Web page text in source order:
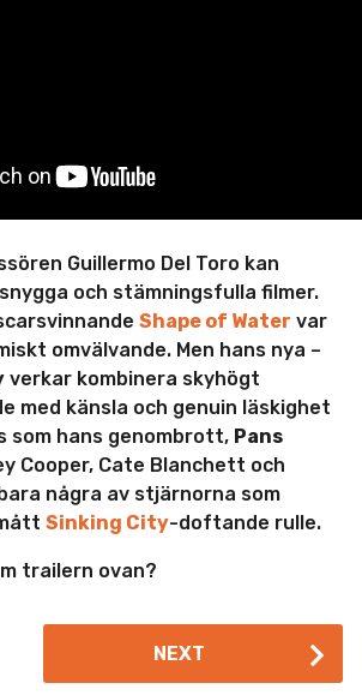
Guillermo Del Toro kan
och stämningsfulla filmer.
Shape of Water var
omvälvande. Men hans nya –
verkar kombinera skyhögt
med känsla och genuin läskighet
som hans genombrott, Pans
Cooper, Cate Blanchett och
några av stjärnorna som
Sinking City-doftande rulle.
trailern ovan?
NEXT